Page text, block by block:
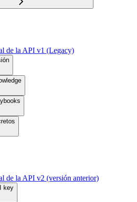
de la API v1 (Legacy)
de la API v2 (versión anterior)
key